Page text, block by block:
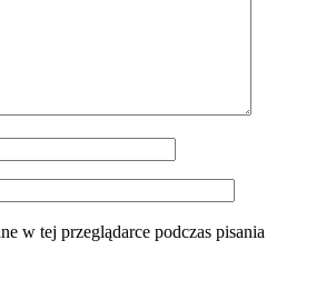
w tej przeglądarce podczas pisania